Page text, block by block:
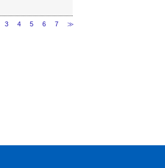
3 4 5 6 7 ≫